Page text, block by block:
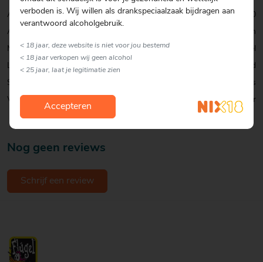
Nog geen reviews
Schrijf een review
Alcohol percentage:
10,0
Allergenen:
Geen
Merk:
Flügel
Land:
Nederland
Soort:
Shotjes
Verpakking:
Miniatuur
verboden is. Wij willen als drankspeciaalzaak bijdragen aan
verantwoord alcoholgebruik.
< 18 jaar, deze website is niet voor jou bestemd
< 18 jaar verkopen wij geen alcohol
< 25 jaar, laat je legitimatie zien
Accepteren